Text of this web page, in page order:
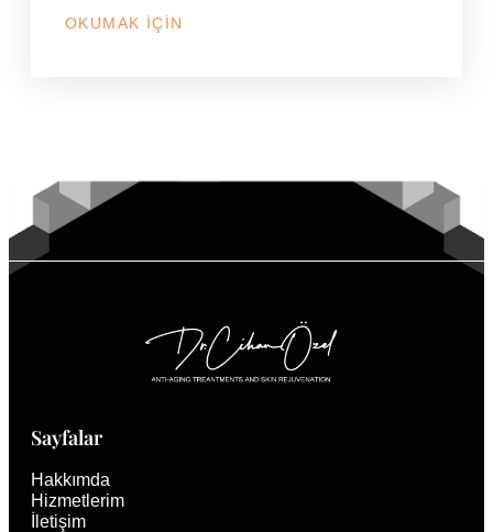
OKUMAK İÇIN
HAKKINDA
Sayfalar
Hakkımda
Hizmetlerim
İletişim